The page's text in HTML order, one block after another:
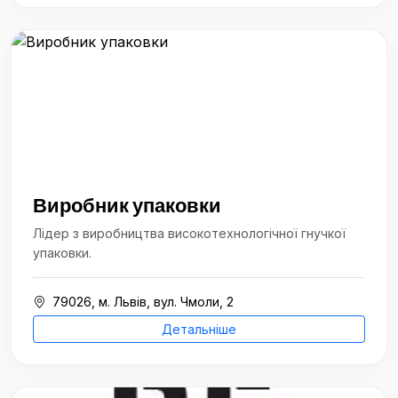
Виробник упаковки
Лідер з виробництва високотехнологічної гнучкої
упаковки.
79026, м. Львів, вул. Чмоли, 2
Детальніше